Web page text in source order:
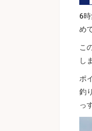
6
め
こ
し
ポ
釣
っ